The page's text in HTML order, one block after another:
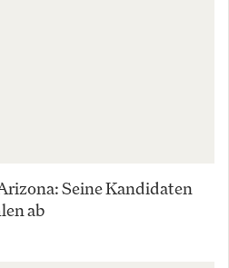
Seine Kandidaten
ab